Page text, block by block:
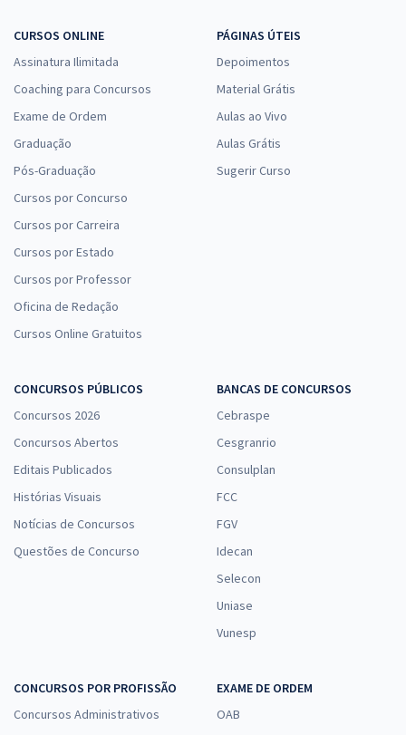
CURSOS ONLINE
Assinatura Ilimitada
Coaching para Concursos
Exame de Ordem
Graduação
Pós-Graduação
Cursos por Concurso
Cursos por Carreira
Cursos por Estado
Cursos por Professor
Oficina de Redação
Cursos Online Gratuitos
PÁGINAS ÚTEIS
Depoimentos
Material Grátis
Aulas ao Vivo
Aulas Grátis
Sugerir Curso
CONCURSOS PÚBLICOS
Concursos 2026
Concursos Abertos
Editais Publicados
Histórias Visuais
Notícias de Concursos
Questões de Concurso
BANCAS DE CONCURSOS
Cebraspe
Cesgranrio
Consulplan
FCC
FGV
Idecan
Selecon
Uniase
Vunesp
CONCURSOS POR PROFISSÃO
Concursos Administrativos
EXAME DE ORDEM
OAB